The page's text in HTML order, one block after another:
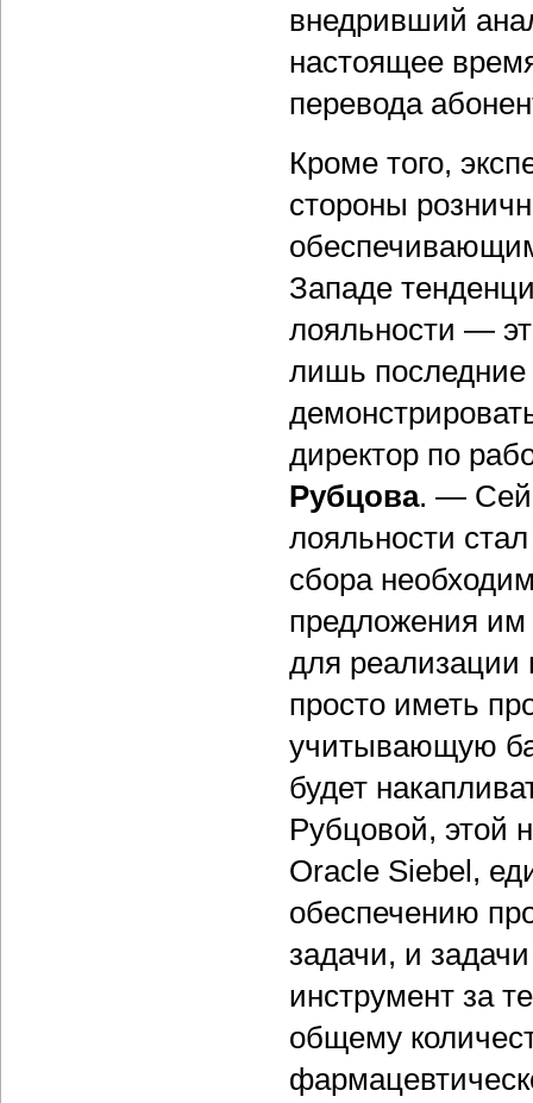
внедривший
настоящее
перевода
Кроме того,
стороны
Западе
лояльности —
лишь последние
директор по
Рубцова. —
лояльности
сбора
предложения им
для реализации
просто иметь
учитывающую
будет
Рубцовой, этой
Oracle Siebel,
обеспечению
задачи, и
инструмент за
общему